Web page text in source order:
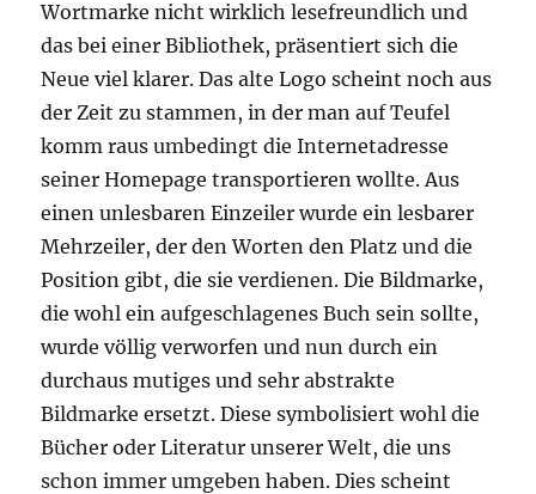
Wortmarke nicht wirklich lesefreundlich und
das bei einer Bibliothek, präsentiert sich die
Neue viel klarer. Das alte Logo scheint noch aus
der Zeit zu stammen, in der man auf Teufel
komm raus umbedingt die Internetadresse
seiner Homepage transportieren wollte. Aus
einen unlesbaren Einzeiler wurde ein lesbarer
Mehrzeiler, der den Worten den Platz und die
Position gibt, die sie verdienen. Die Bildmarke,
die wohl ein aufgeschlagenes Buch sein sollte,
wurde völlig verworfen und nun durch ein
durchaus mutiges und sehr abstrakte
Bildmarke ersetzt. Diese symbolisiert wohl die
Bücher oder Literatur unserer Welt, die uns
schon immer umgeben haben. Dies scheint